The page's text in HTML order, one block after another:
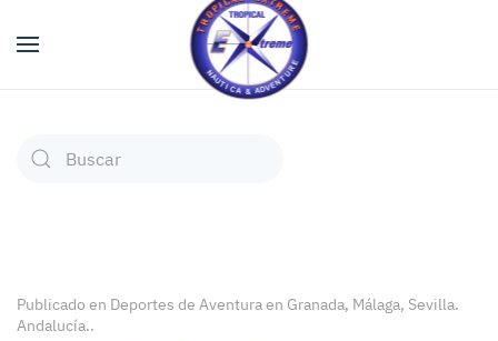
Publicado en Deportes de Aventura en Granada, Málaga, Sevilla.
Andalucía..